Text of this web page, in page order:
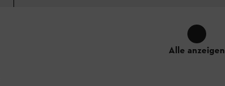
Alle anzeigen